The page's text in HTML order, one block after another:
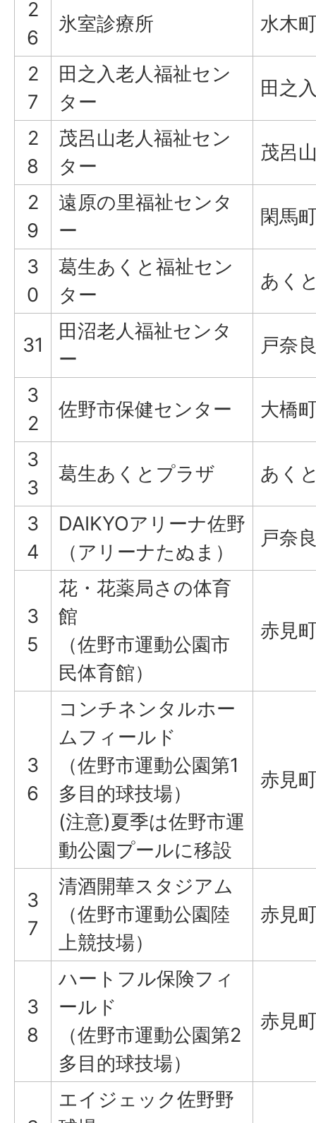
2
6
氷室診療所 水木
2
7
田之入老人福祉セン
ター
田之
2
8
茂呂山老人福祉セン
ター
茂呂
2
9
遠原の里福祉センタ
ー
閑馬
3
0
葛生あくと福祉セン
ター
あく
31
田沼老人福祉センタ
ー
戸奈
3
2
佐野市保健センター 大橋
3
3
葛生あくとプラザ あく
3
4
DAIKYOアリーナ佐野
（アリーナたぬま）
戸奈
3
5
花・花薬局さの体育
館
（佐野市運動公園市
民体育館）
赤見
3
6
コンチネンタルホー
ムフィールド
（佐野市運動公園第1
多目的球技場）
(注意)夏季は佐野市運
動公園プールに移設
赤見
3
7
清酒開華スタジアム
（佐野市運動公園陸
上競技場）
赤見
3
8
ハートフル保険フィ
ールド
（佐野市運動公園第2
多目的球技場）
赤見
エイジェック佐野野